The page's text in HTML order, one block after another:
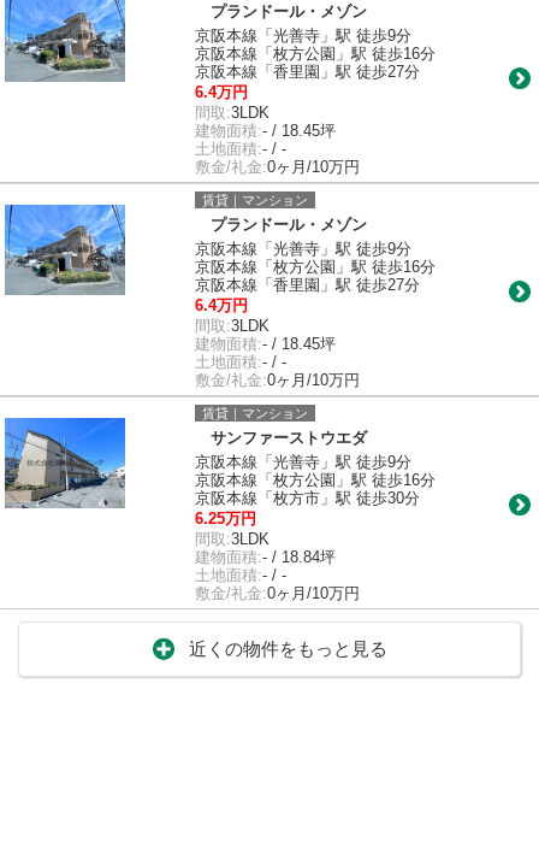
プランドール・メゾン
京阪本線「光善寺」駅 徒歩9分
京阪本線「枚方公園」駅 徒歩16分
京阪本線「香里園」駅 徒歩27分
6.4万円
間取:3LDK
建物面積:- / 18.45坪
土地面積:- / -
敷金/礼金:0ヶ月/10万円
賃貸｜マンション
プランドール・メゾン
京阪本線「光善寺」駅 徒歩9分
京阪本線「枚方公園」駅 徒歩16分
京阪本線「香里園」駅 徒歩27分
6.4万円
間取:3LDK
建物面積:- / 18.45坪
土地面積:- / -
敷金/礼金:0ヶ月/10万円
賃貸｜マンション
サンファーストウエダ
京阪本線「光善寺」駅 徒歩9分
京阪本線「枚方公園」駅 徒歩16分
京阪本線「枚方市」駅 徒歩30分
6.25万円
間取:3LDK
建物面積:- / 18.84坪
土地面積:- / -
敷金/礼金:0ヶ月/10万円
近くの物件をもっと見る